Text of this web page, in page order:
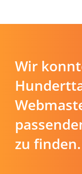
Wir
zu finden.